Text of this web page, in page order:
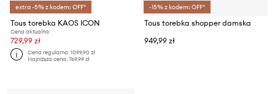
extra -5% z kodem: OFF*
Tous torebka KAOS ICON
Cena aktualna:
729,99 zł
Cena regularna:1099,90 zł
Najniższa cena:769,99 zł
-15% z kodem: OFF*
Tous torebka shopper damska
949,99 zł